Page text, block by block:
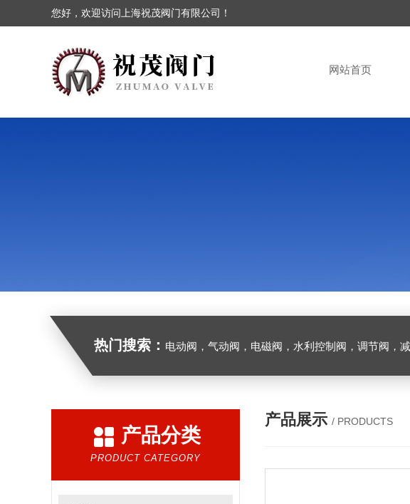
您好，欢迎访问上海祝茂阀门有限公司！
网站首页
热门搜索： 电动阀，气动阀，电磁阀，水利控制阀，调节阀，减压阀
产品分类
PRODUCT CATEGORY
产品展示 / PRODUCTS